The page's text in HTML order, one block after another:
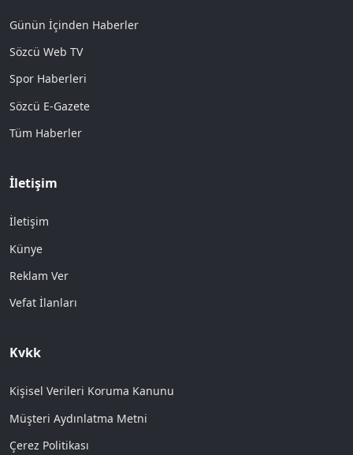
Günün İçinden Haberler
Sözcü Web TV
Spor Haberleri
Sözcü E-Gazete
Tüm Haberler
İletişim
İletişim
Künye
Reklam Ver
Vefat İlanları
Kvkk
Kişisel Verileri Koruma Kanunu
Müşteri Aydınlatma Metni
Çerez Politikası